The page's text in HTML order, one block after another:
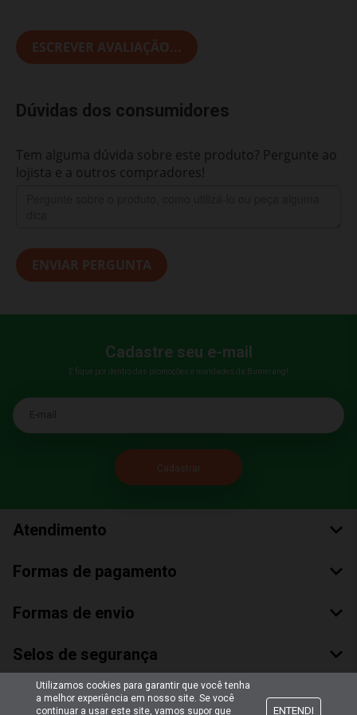
ESCREVER AVALIAÇÃO...
Dúvidas dos consumidores
Tem alguma dúvida sobre este produto? Pergunte ao
lojista e a outros compradores!
ENVIAR PERGUNTA
Cadastre seu e-mail
E fique por dentro das promoções e novidades da Bumerang!
E-mail
Atendimento
Formas de pagamento
Formas de envio
Selos de segurança
Utilizamos cookies para garantir que você tenha
a melhor experiência em nosso site. Se você
continuar a usar este site, vamos supor que
ENTENDI